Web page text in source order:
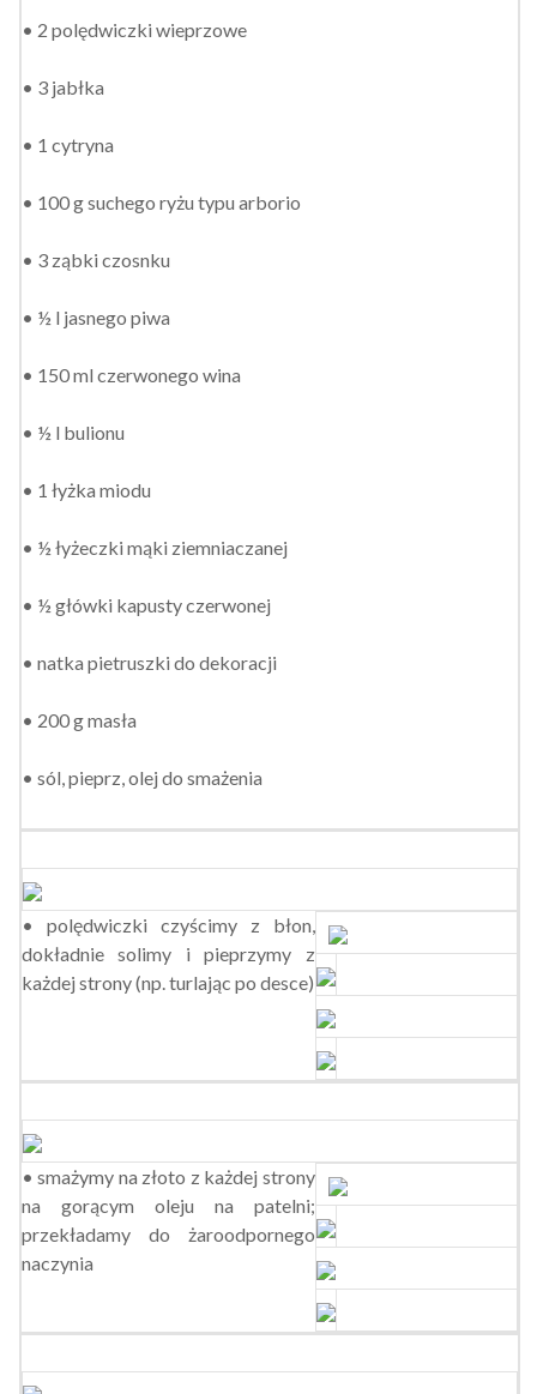
• 2 polędwiczki wieprzowe
• 3 jabłka
• 1 cytryna
• 100 g suchego ryżu typu arborio
• 3 ząbki czosnku
• ½ l jasnego piwa
• 150 ml czerwonego wina
• ½ l bulionu
• 1 łyżka miodu
• ½ łyżeczki mąki ziemniaczanej
• ½ główki kapusty czerwonej
• natka pietruszki do dekoracji
• 200 g masła
• sól, pieprz, olej do smażenia
• polędwiczki czyścimy z błon,
dokładnie solimy i pieprzymy z
każdej strony (np. turlając po desce)
• smażymy na złoto z każdej strony
na gorącym oleju na patelni;
przekładamy do żaroodpornego
naczynia